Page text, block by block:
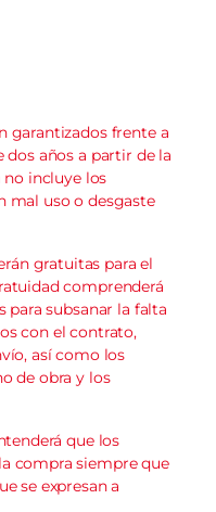
garantizados frente a
años a partir de la
no incluye los
mal uso o desgaste
gratuitas para el
comprenderá
para subsanar la falta
con el contrato,
así como los
de obra y los
que los
compra siempre que
se expresan a